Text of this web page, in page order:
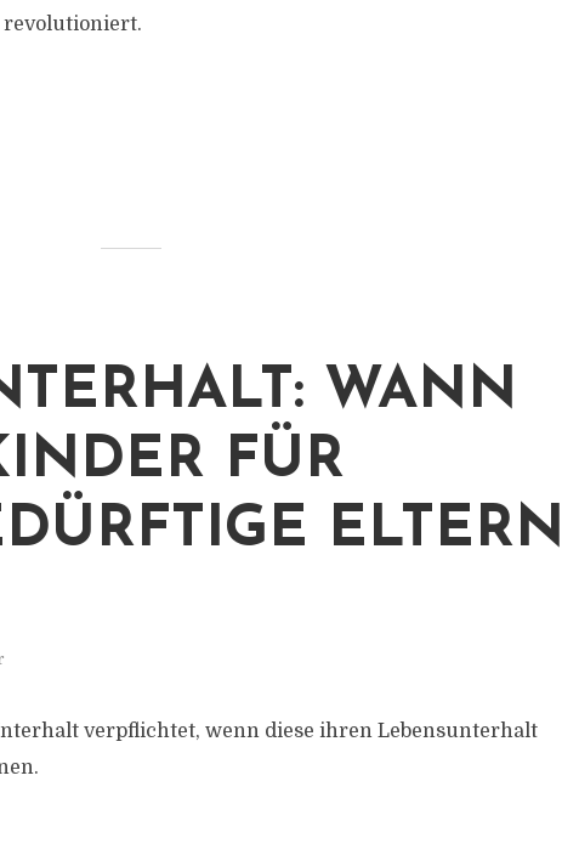
revolutioniert.
WANN
FÜR
ELTERN
verpflichtet, wenn diese ihren Lebensunterhalt